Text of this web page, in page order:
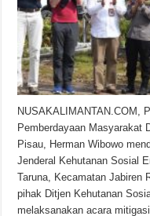
NUSAKALIMANTAN.COM,
Pemberdayaan Masyarakat
Pisau, Herman Wibowo
Jenderal Kehutanan Sosial
Taruna, Kecamatan Jabiren
pihak Ditjen Kehutanan
melaksanakan acara